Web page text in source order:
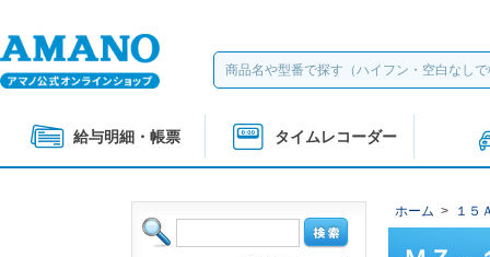
給与明細・帳票 タイムレコーダー
ホーム > １５